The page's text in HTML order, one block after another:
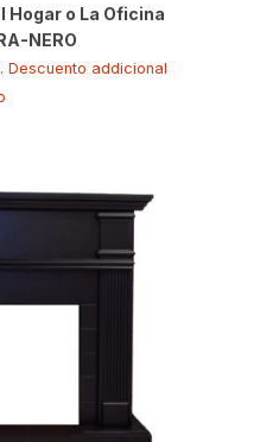
Hogar o La Oficina
NERO
Descuento addicional